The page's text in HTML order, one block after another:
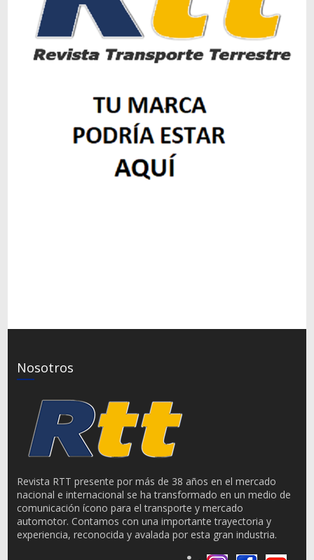
Nosotros
Revista RTT presente por más de 38 años en el mercado
nacional e internacional se ha transformado en un medio de
comunicación ícono para el transporte y mercado
automotor. Contamos con una importante trayectoria y
experiencia, reconocida y avalada por esta gran industria.